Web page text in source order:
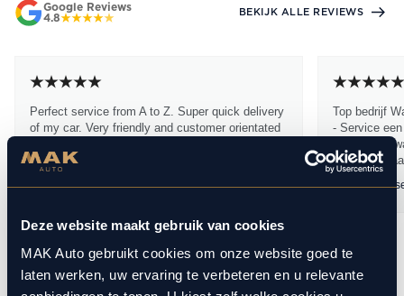
Deze website maakt gebruik van cookies
MAK Auto gebruikt cookies om onze website goed te
laten werken, uw ervaring te verbeteren en u relevante
Google Reviews
4.8
BEKIJK ALLE REVIEWS
Perfect service from A to Z. Super quick delivery
of my car. Very friendly and customer orientated
many...
Lukasz Mac19 maart 2026
Top bedrijf
- Service
dikke 10 -
dikke 10
Ramon
1/10